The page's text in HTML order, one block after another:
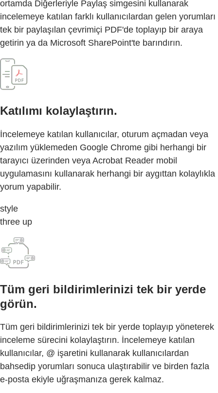
ortamda Diğerleriyle Paylaş simgesini kullanarak
incelemeye katılan farklı kullanıcılardan gelen yorumları
tek bir paylaşılan çevrimiçi PDF'de toplayıp bir araya
getirin ya da Microsoft SharePoint'te barındırın.
Katılımı kolaylaştırın.
İncelemeye katılan kullanıcılar, oturum açmadan veya
yazılım yüklemeden Google Chrome gibi herhangi bir
tarayıcı üzerinden veya Acrobat Reader mobil
uygulamasını kullanarak herhangi bir aygıttan kolaylıkla
yorum yapabilir.
style
three up
Tüm geri bildirimlerinizi tek bir yerde
görün.
Tüm geri bildirimlerinizi tek bir yerde toplayıp yöneterek
inceleme sürecini kolaylaştırın. İncelemeye katılan
kullanıcılar, @ işaretini kullanarak kullanıcılardan
bahsedip yorumları sonuca ulaştırabilir ve birden fazla
e-posta ekiyle uğraşmanıza gerek kalmaz.